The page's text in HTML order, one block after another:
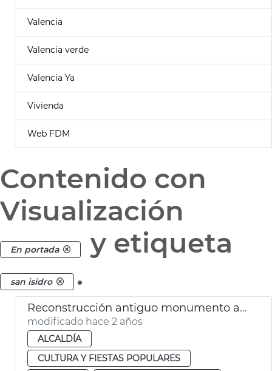
Valencia
Valencia verde
Valencia Ya
Vivienda
Web FDM
Contenido con
Visualización
En portada y etiqueta
san isidro .
Reconstrucción antiguo monumento a Sorolla
modificado hace 2 años
ALCALDÍA
CULTURA Y FIESTAS POPULARES